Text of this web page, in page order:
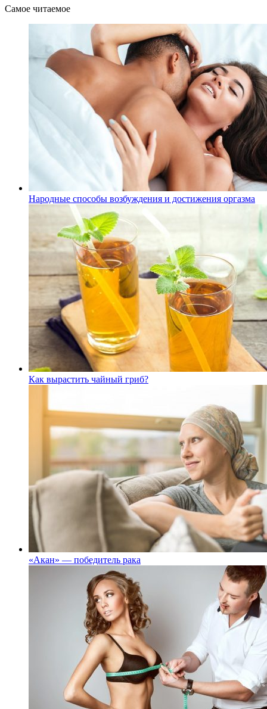
Самое читаемое
Народные способы возбуждения и достижения оргазма
Как вырастить чайный гриб?
«Акан» — победитель рака